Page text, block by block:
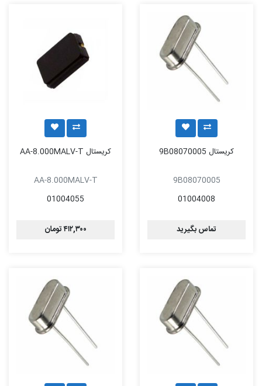
کریستال 9B08070005
9B08070005
01004008
تماس بگیرید
کریستال AA-8.000MALV-T
AA-8.000MALV-T
01004055
۴۱۲,۳۰۰ تومان